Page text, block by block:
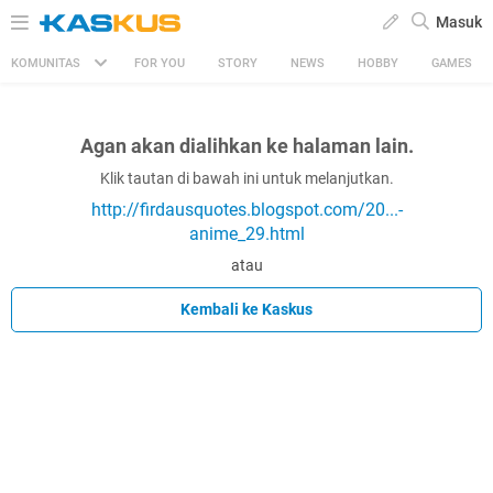
Masuk
KOMUNITAS FOR YOU STORY NEWS HOBBY GAMES
Agan akan dialihkan ke halaman lain.
Klik tautan di bawah ini untuk melanjutkan.
http://firdausquotes.blogspot.com/20...-
anime_29.html
atau
Kembali ke Kaskus